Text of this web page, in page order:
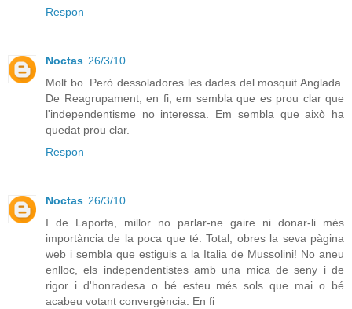
Respon
Noctas 26/3/10
Molt bo. Però dessoladores les dades del mosquit Anglada.
De Reagrupament, en fi, em sembla que es prou clar que
l'independentisme no interessa. Em sembla que això ha
quedat prou clar.
Respon
Noctas 26/3/10
I de Laporta, millor no parlar-ne gaire ni donar-li més
importància de la poca que té. Total, obres la seva pàgina
web i sembla que estiguis a la Italia de Mussolini! No aneu
enlloc, els independentistes amb una mica de seny i de
rigor i d'honradesa o bé esteu més sols que mai o bé
acabeu votant convergència. En fi